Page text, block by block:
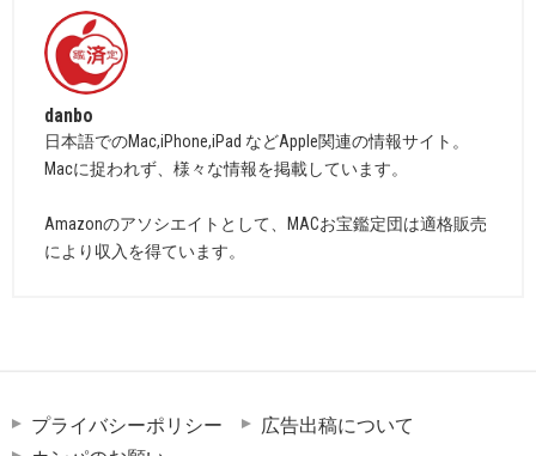
danbo
日本語でのMac,iPhone,iPad などApple関連の情報サイト。
Macに捉われず、様々な情報を掲載しています。
Amazonのアソシエイトとして、MACお宝鑑定団は適格販売
により収入を得ています。
プライバシーポリシー
広告出稿について